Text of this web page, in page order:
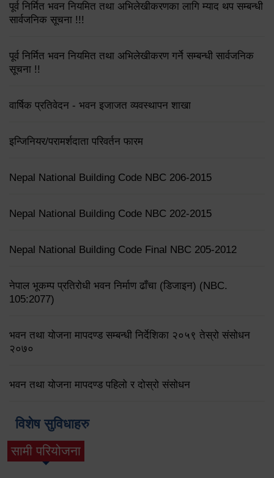
पूर्व निर्मित भवन नियमित तथा अभिलेखीकरणका लागि म्याद थप सम्बन्धी
सार्वजनिक सूचना !!!
पूर्व निर्मित भवन नियमित तथा अभिलेखीकरण गर्ने सम्बन्धी सार्वजनिक
सूचना !!
वार्षिक प्रतिवेदन - भवन इजाजत व्यवस्थापन शाखा
इन्जिनियर/परामर्शदाता परिवर्तन फारम
Nepal National Building Code NBC 206-2015
Nepal National Building Code NBC 202-2015
Nepal National Building Code Final NBC 205-2012
नेपाल भूकम्प प्रतिरोधी भवन निर्माण ढाँचा (डिजाइन) (NBC.
105:2077)
भवन तथा योजना मापदण्ड सम्बन्धी निर्देशिका २०५९ तेस्रो संसोधन
२०७०
भवन तथा योजना मापदण्ड पहिलो र दोस्रो संसोधन
विशेष सुविधाहरु
सामी परियोजना
(active tab)